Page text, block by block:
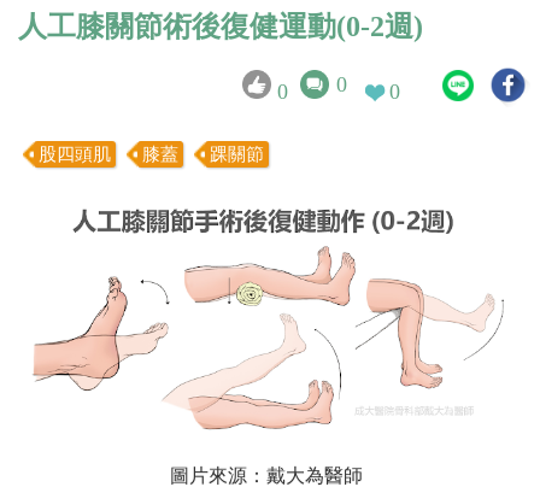
人工膝關節術後復健運動(0-2週)
0 0 0
股四頭肌 膝蓋 踝關節
圖片來源：戴大為醫師